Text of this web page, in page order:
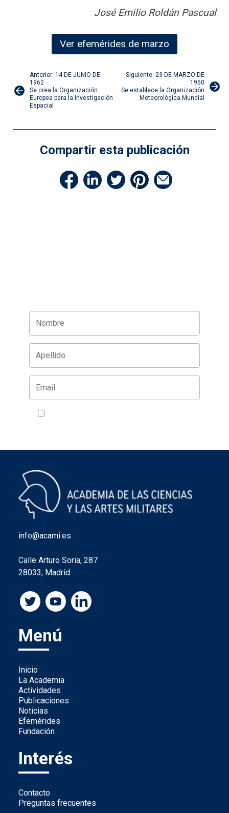
José Emilio Roldán Pascual
Ver efemérides de marzo
Navegación
de
Anterior: 14 DE JUNIO DE
1962
Se crea la Organización
Europea para la Investigación
Espacial
Siguiente: 23 DE MARZO DE
1950
Se establece la Organización
Meteorológica Mundial
Compartir esta publicación
info@acami.es
Calle Arturo Soria, 287
28033, Madrid
Menú
Inicio
La Academia
Actividades
Publicaciones
Noticias
Efemérides
Fundación
Interés
Contacto
Preguntas frecuentes